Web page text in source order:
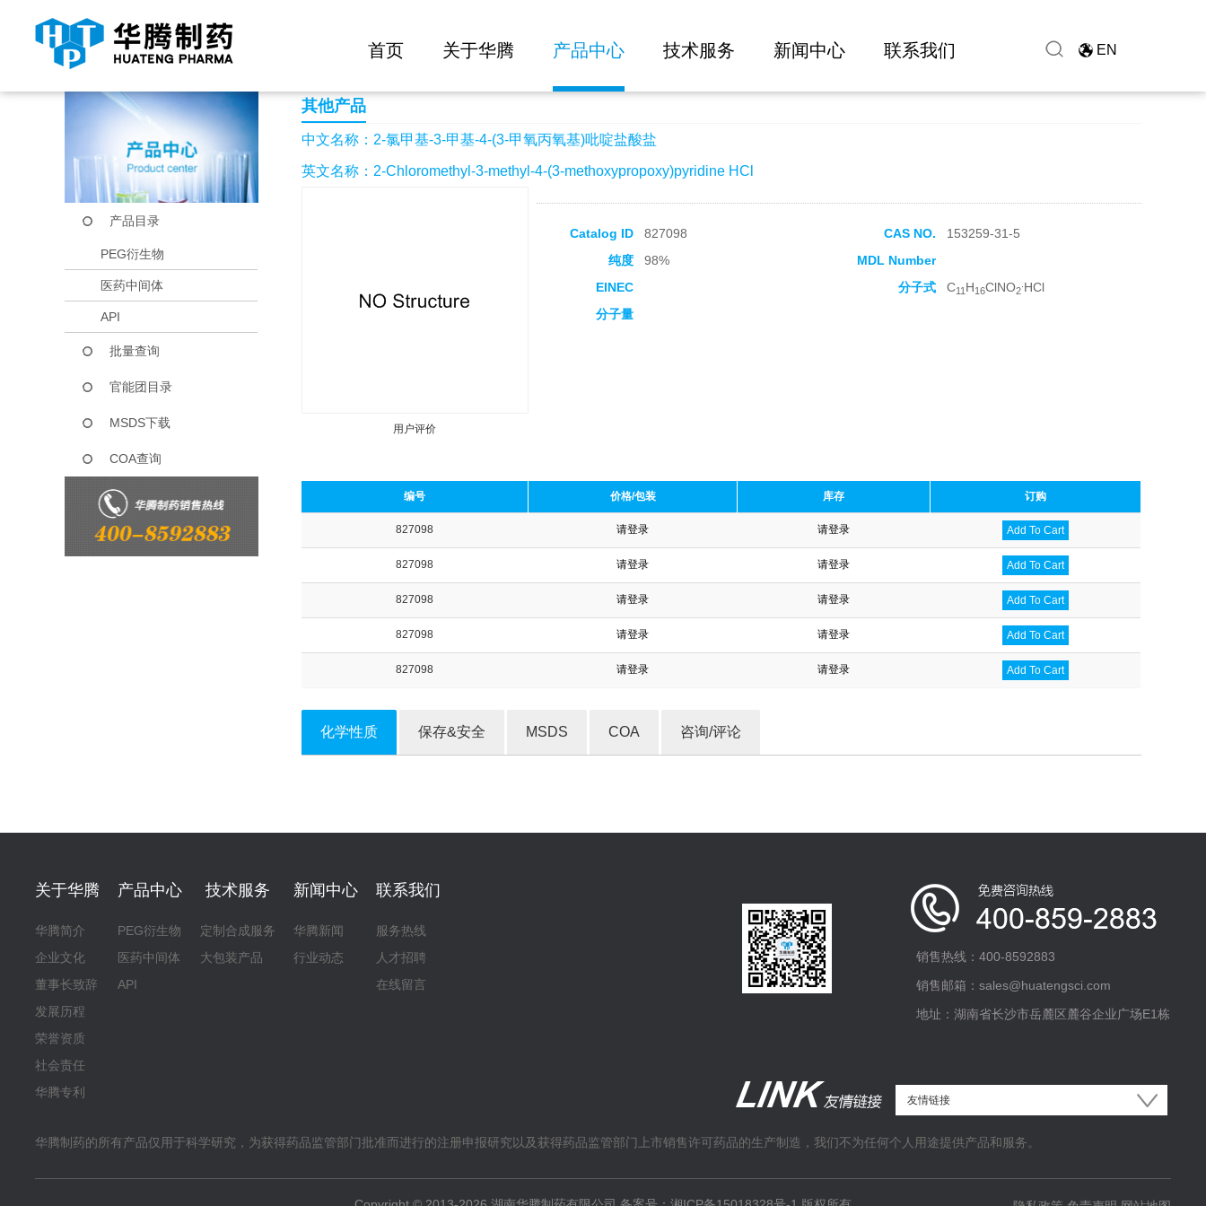
首页 关于华腾 产品中心 技术服务 新闻中心 联系我们 EN
当前位置： 首页 产品中心 2-氯甲基-3-甲基-4-(3-甲氧丙氧基)吡啶盐酸盐
产品目录
PEG衍生物
医药中间体
API
批量查询
官能团目录
MSDS下载
COA查询
其他产品
中文名称：2-氯甲基-3-甲基-4-(3-甲氧丙氧基)吡啶盐酸盐
英文名称：2-Chloromethyl-3-methyl-4-(3-methoxypropoxy)pyridine HCl
用户评价
收藏产品
Catalog ID 827098 CAS NO.
153259-31-5
纯度
98%
MDL Number
EINEC
分子式 C11 H16ClNO2 HCl
分子量
编号 价格/包装 库存 订购
827098 请登录 请登录 Add To Cart
827098 请登录 请登录 Add To Cart
827098 请登录 请登录 Add To Cart
827098 请登录 请登录 Add To Cart
827098 请登录 请登录 Add To Cart
化学性质 保存&安全 MSDS COA 咨询/评论
关于华腾
华腾简介
企业文化
董事长致辞
发展历程
荣誉资质
社会责任
华腾专利
产品中心
PEG衍生物
医药中间体
API
技术服务
定制合成服务
大包装产品
新闻中心
华腾新闻
行业动态
联系我们
服务热线
人才招聘
在线留言
销售热线：400-8592883
销售邮箱：sales@huatengsci.com
地址：湖南省长沙市岳麓区麓谷企业广场E1栋
华腾制药的所有产品仅用于科学研究，为获得药品监管部门批准而进行的注册申报研究以及获得药品监管部门上市销售许可药品的生产制造，我们不为任何个人用途提供产品和服务。